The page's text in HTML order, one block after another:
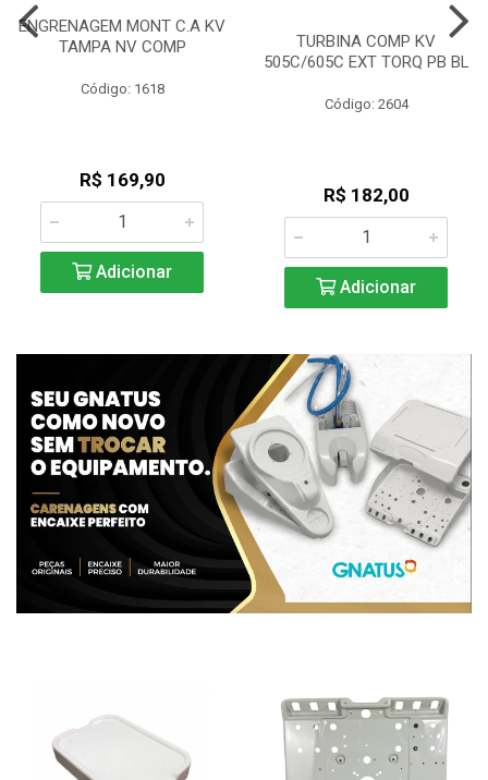
ENGRENAGEM MONT C.A KV
TAMPA NV COMP
Código: 1618
R$ 169,90
Adicionar
TURBINA COMP KV
505C/605C EXT TORQ PB BL
Código: 2604
R$ 182,00
Adicionar